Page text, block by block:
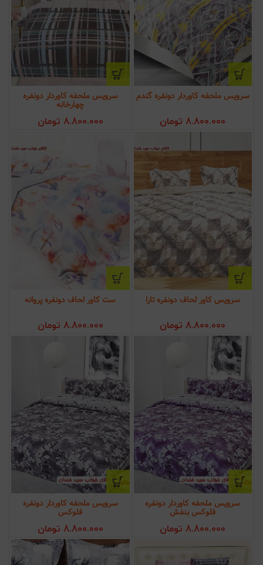
سرویس ملحفه کاوردار دونفره گندم
8.800.000 تومان
سرویس ملحفه کاوردار دونفره
چهارخانه
8.800.000 تومان
سرویس کاور لحاف دونفره تارا
8.800.000 تومان
ست کاور لحاف دونفره پروانه
8.800.000 تومان
سرویس ملحفه کاوردار دونفره
فلوکس بنفش
8.800.000 تومان
سرویس ملحفه کاوردار دونفره
فلوکس
8.800.000 تومان